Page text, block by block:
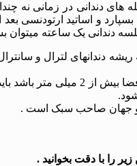
. بستن دیاستم یا همان فاصله های
و اساتید ارتودنسی
دندانی یک ساعته میتوان
فوق به ریشه دندانهای لترال و
اگر فضای دیاستم قبل از رویش دندان کانین کمتر از 2
و جهان صاحب سبک است .
را با دقت بخوانید .